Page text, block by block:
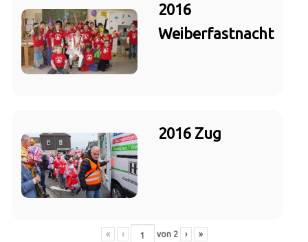
2016
Weiberfastnacht
2016 Zug
« ‹ von 2 › »